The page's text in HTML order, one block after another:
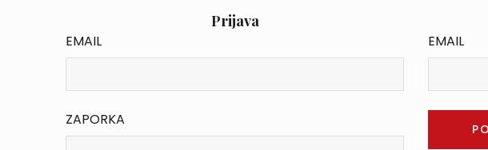
Prijava
EMAIL
ZAPORKA
EMAIL